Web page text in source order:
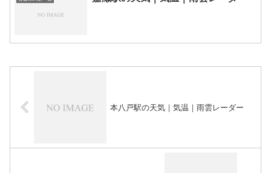
本八戸駅の天気｜気温｜雨雲レーダー